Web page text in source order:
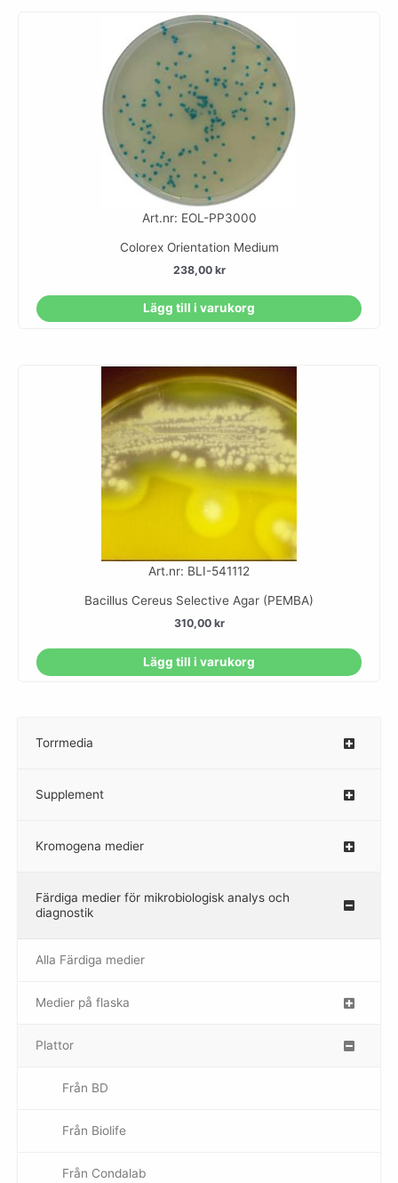
Art.nr: EOL-PP3000
Colorex Orientation Medium
238,00 kr
Lägg till i varukorg
Art.nr: BLI-541112
Bacillus Cereus Selective Agar (PEMBA)
310,00 kr
Lägg till i varukorg
Torrmedia
–
Supplement
–
Kromogena medier
–
Färdiga medier för mikrobiologisk analys och
diagnostik
Alla Färdiga medier
Medier på flaska
–
Plattor
–
Från BD
Från Biolife
–
Från Condalab